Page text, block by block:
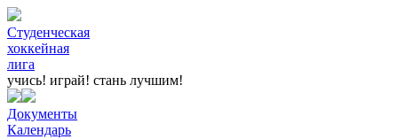
Студенческая
хоккейная
лига
учись! играй! стань лучшим!
Документы
Календарь